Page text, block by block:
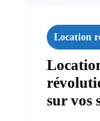
Location
sur vos